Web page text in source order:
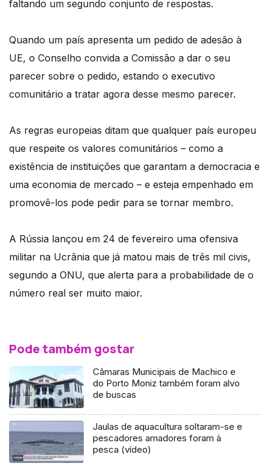
faltando um segundo conjunto de respostas.
Quando um país apresenta um pedido de adesão à
UE, o Conselho convida a Comissão a dar o seu
parecer sobre o pedido, estando o executivo
comunitário a tratar agora desse mesmo parecer.
As regras europeias ditam que qualquer país europeu
que respeite os valores comunitários – como a
existência de instituições que garantam a democracia e
uma economia de mercado – e esteja empenhado em
promovê-los pode pedir para se tornar membro.
A Rússia lançou em 24 de fevereiro uma ofensiva
militar na Ucrânia que já matou mais de três mil civis,
segundo a ONU, que alerta para a probabilidade de o
número real ser muito maior.
Pode também gostar
Câmaras Municipais de Machico e
do Porto Moniz também foram alvo
de buscas
Jaulas de aquacultura soltaram-se e
pescadores amadores foram à
pesca (vídeo)